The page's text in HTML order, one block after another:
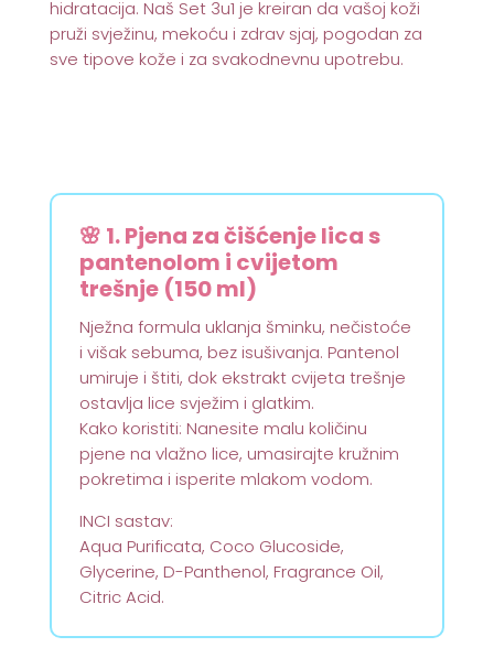
za
lice
sa
pjenasta
čišćenje
hidratantna
lice)
količina
hidratacija. Naš Set 3u1 je kreiran da vašoj koži
pruži svježinu, mekoću i zdrav sjaj, pogodan za
sve tipove kože i za svakodnevnu upotrebu.
🌸 1. Pjena za čišćenje lica s
pantenolom i cvijetom
trešnje (150 ml)
Nježna formula uklanja šminku, nečistoće
i višak sebuma, bez isušivanja. Pantenol
umiruje i štiti, dok ekstrakt cvijeta trešnje
ostavlja lice svježim i glatkim.
Kako koristiti: Nanesite malu količinu
pjene na vlažno lice, umasirajte kružnim
pokretima i isperite mlakom vodom.
INCI sastav:
Aqua Purificata, Coco Glucoside,
Glycerine, D-Panthenol, Fragrance Oil,
Citric Acid.